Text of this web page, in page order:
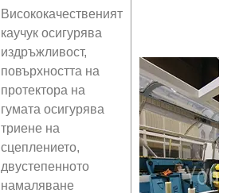
Висококачественият
каучук осигурява
издръжливост,
повърхността на
протектора на
гумата осигурява
триене на
сцеплението,
двустепенното
намаляване